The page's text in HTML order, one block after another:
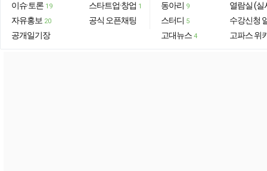
이슈·토론 19
자유홍보 20
공개일기장
스타트업·창업 1
공식 오픈채팅
동아리 9
스터디 5
고대뉴스 4
열람실 (실
수강신청
고파스 위